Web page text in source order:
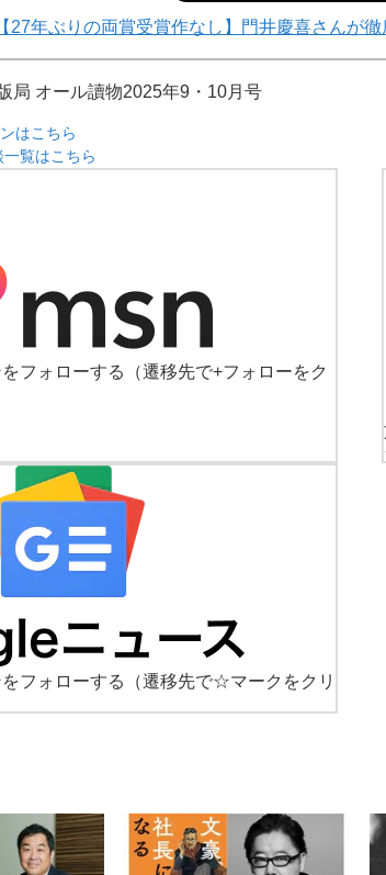
【27年ぶりの両賞受賞作なし】門井慶喜さんが
局 オール讀物2025年9・10月号
はこちら
覧はこちら
フォローする
（遷移先で+フォローをク
フォローする
（遷移先で☆マークをクリ